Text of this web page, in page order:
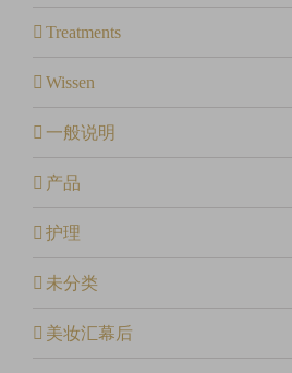
Treatments
Wissen
一般说明
产品
护理
未分类
美妆汇幕后